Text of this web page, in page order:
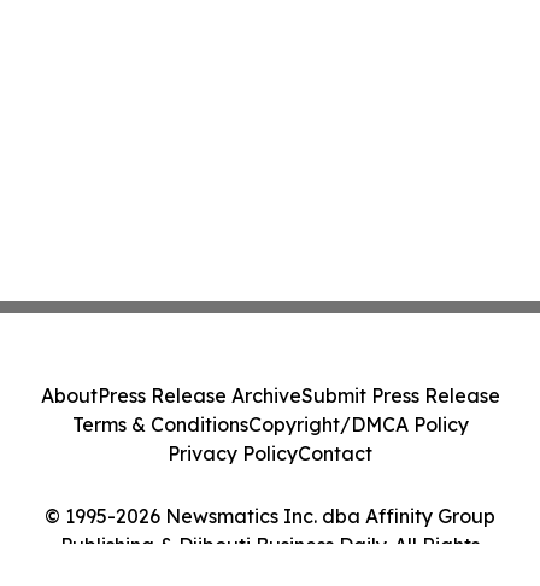
© 1995-2026 Newsmatics Inc. dba Affinity Group
Publishing & Djibouti Business Daily. All Rights
AboutPress Release ArchiveSubmit Press Release
Terms & ConditionsCopyright/DMCA Policy
Privacy PolicyContact